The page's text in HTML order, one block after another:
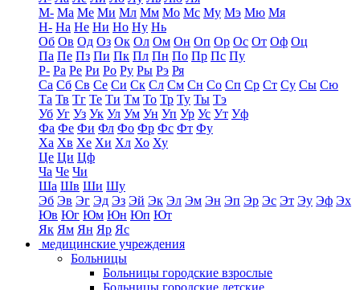
М- Ма Ме Ми Мл Мм Мо Мс Му Мэ Мю Мя
Н- На Не Ни Но Ну Нь
Об Ов Од Оз Ок Ол Ом Он Оп Ор Ос От Оф Оц
Па Пе Пз Пи Пк Пл Пн По Пр Пс Пу
Р- Ра Ре Ри Ро Ру Ры Рэ Ря
Са Сб Св Се Си Ск Сл См Сн Со Сп Ср Ст Су Сы Сю
Та Тв Тг Те Ти Тм То Тр Ту Ты Тэ
Уб Уг Уз Ук Ул Ум Ун Уп Ур Ус Ут Уф
Фа Фе Фи Фл Фо Фр Фс Фт Фу
Ха Хв Хе Хи Хл Хо Ху
Це Ци Цф
Ча Че Чи
Ша Шв Ши Шу
Эб Эв Эг Эд Эз Эй Эк Эл Эм Эн Эп Эр Эс Эт Эу Эф Эх
Юв Юг Юм Юн Юп Ют
Як Ям Ян Яр Яс
медицинские учреждения
Больницы
Больницы городские взрослые
Больницы городские детские